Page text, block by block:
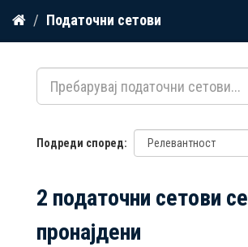
Прескокнете
содржина
Податочни сетови
Подреди според
2 податочни сетови се
пронајдени